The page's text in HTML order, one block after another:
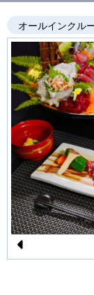
オールインクル
Pr